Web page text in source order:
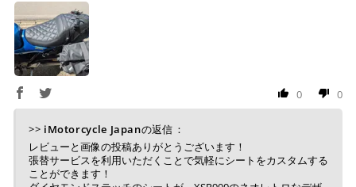
0 0
>> iMotorcycle Japanの返信：
レビューと画像の投稿ありがとうございます！
張替サービスを利用いただくことで気軽にシートをカスタムする
ことができます！